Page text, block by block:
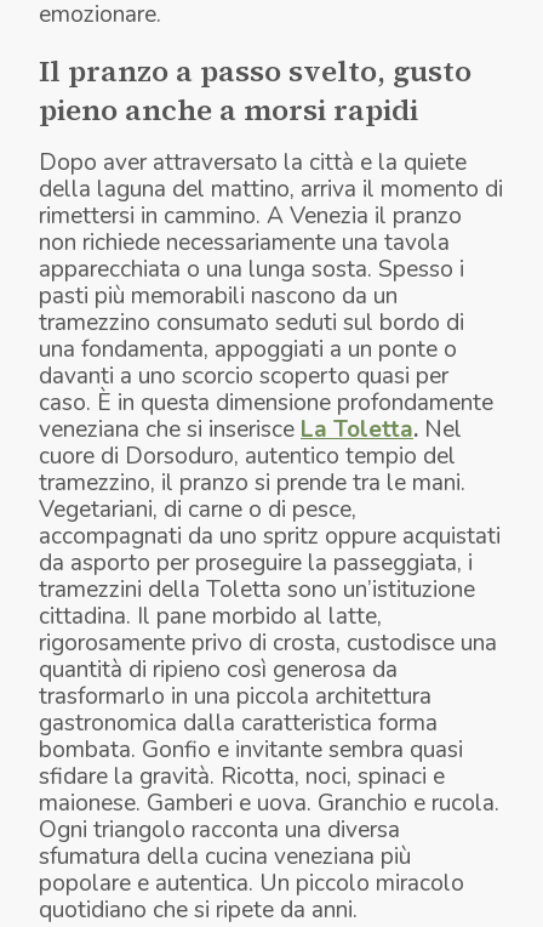
emozionare.
Il pranzo a passo svelto, gusto
pieno anche a morsi rapidi
Dopo aver attraversato la città e la quiete
della laguna del mattino, arriva il momento di
rimettersi in cammino. A Venezia il pranzo
non richiede necessariamente una tavola
apparecchiata o una lunga sosta. Spesso i
pasti più memorabili nascono da un
tramezzino consumato seduti sul bordo di
una fondamenta, appoggiati a un ponte o
davanti a uno scorcio scoperto quasi per
caso. È in questa dimensione profondamente
veneziana che si inserisce La Toletta. Nel
cuore di Dorsoduro, autentico tempio del
tramezzino, il pranzo si prende tra le mani.
Vegetariani, di carne o di pesce,
accompagnati da uno spritz oppure acquistati
da asporto per proseguire la passeggiata, i
tramezzini della Toletta sono un’istituzione
cittadina. Il pane morbido al latte,
rigorosamente privo di crosta, custodisce una
quantità di ripieno così generosa da
trasformarlo in una piccola architettura
gastronomica dalla caratteristica forma
bombata. Gonfio e invitante sembra quasi
sfidare la gravità. Ricotta, noci, spinaci e
maionese. Gamberi e uova. Granchio e rucola.
Ogni triangolo racconta una diversa
sfumatura della cucina veneziana più
popolare e autentica. Un piccolo miracolo
quotidiano che si ripete da anni.